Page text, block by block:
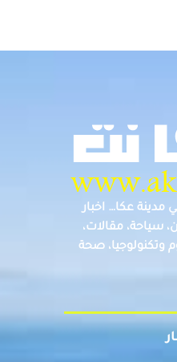
مدينة عكا… اخبار
سياحة، مقالات،
وتكنولوجيا، صحة